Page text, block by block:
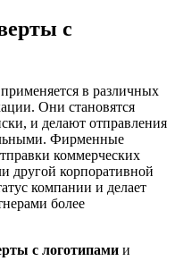
с
применяется в различных
Они становятся
и делают отправления
Фирменные
коммерческих
другой корпоративной
компании и делает
более
с логотипами и